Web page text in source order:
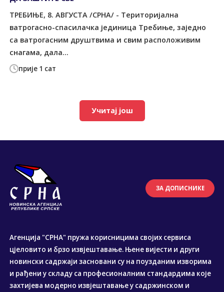
прије 1 сат
ТРЕБИЊЕ, 8. АВГУСТА /СРНА/ - Tериторијална
ватрогасно-спасилачка јединица Tребиње, заједно
са ватрогасним друштвима и свим расположивим
снагама, дала...
Учитај још
ЗА ДОПИСНИКЕ
Агенција "СРНА" пружа корисницима својих сервиса
цјеловито и брзо извјештавање. Њене вијести и други
новински садржаји засновани су на поузданим изворима
и рађени у складу са професионалним стандардима које
захтијева модерно извјештавање у садржинском и